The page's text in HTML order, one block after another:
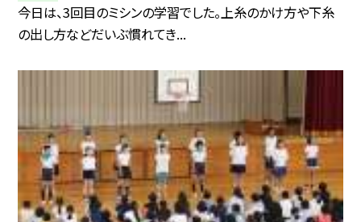
今日は、3回目のミシンの学習でした。上糸のかけ方や下糸
の出し方などだいぶ慣れてき...